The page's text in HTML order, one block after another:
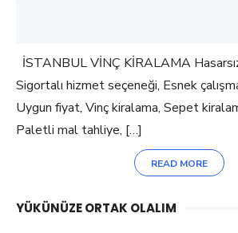
İSTANBUL VİNÇ KİRALAMA
Sigortalı hizmet seçeneği, Esnek çalışma,
Uygun fiyat, Vinç kiralama, Sepet
Paletli mal tahliye, […]
READ MORE
YÜKÜNÜZE ORTAK OLALIM